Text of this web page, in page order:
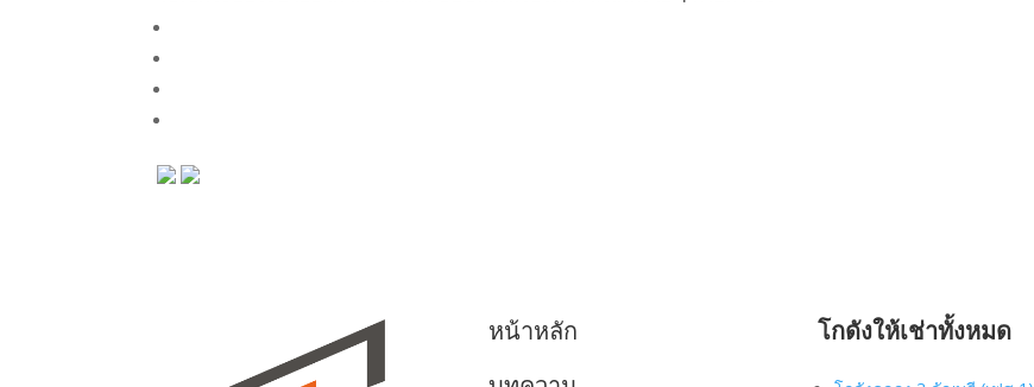
หน้าหลัก
โกดังให้เช่าทั้งหมด